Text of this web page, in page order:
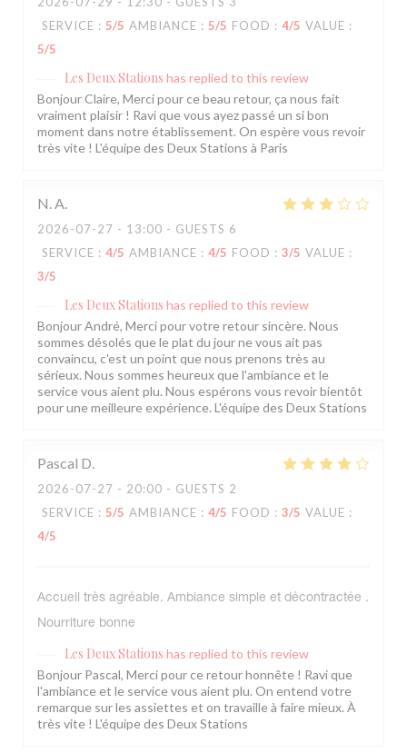
SERVICE : 5/5 AMBIANCE : 5/5 FOOD : 4/5 VALUE :
5/5
Les Deux Stations has replied to this review
Bonjour Claire, Merci pour ce beau retour, ça nous fait
vraiment plaisir ! Ravi que vous ayez passé un si bon
moment dans notre établissement. On espère vous revoir
très vite ! L'équipe des Deux Stations à Paris
N.A
2026-07-27 - 13:00 - GUESTS 6
SERVICE : 4/5 AMBIANCE : 4/5 FOOD : 3/5 VALUE :
3/5
Les Deux Stations has replied to this review
Bonjour André, Merci pour votre retour sincère. Nous
sommes désolés que le plat du jour ne vous ait pas
convaincu, c'est un point que nous prenons très au
sérieux. Nous sommes heureux que l'ambiance et le
service vous aient plu. Nous espérons vous revoir bientôt
pour une meilleure expérience. L'équipe des Deux Stations
Pascal D
2026-07-27 - 20:00 - GUESTS 2
SERVICE : 5/5 AMBIANCE : 4/5 FOOD : 3/5 VALUE :
4/5
Accueil très agréable. Ambiance simple et décontractée .
Nourriture bonne
Les Deux Stations has replied to this review
Bonjour Pascal, Merci pour ce retour honnête ! Ravi que
l'ambiance et le service vous aient plu. On entend votre
remarque sur les assiettes et on travaille à faire mieux. À
très vite ! L'équipe des Deux Stations